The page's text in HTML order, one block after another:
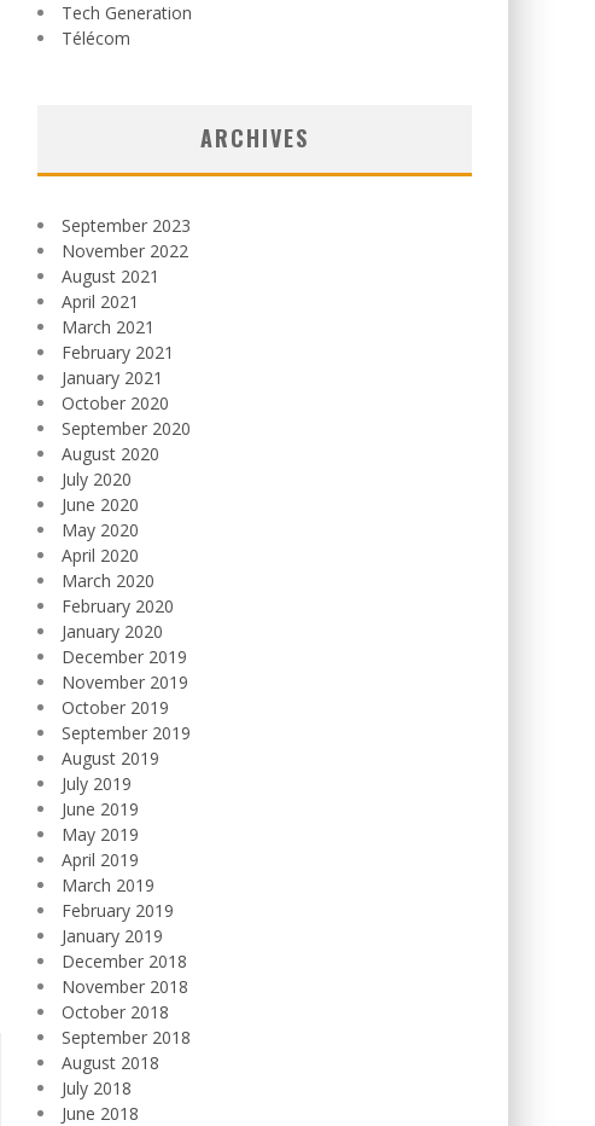
Tech Generation
Télécom
ARCHIVES
September 2023
November 2022
August 2021
April 2021
March 2021
February 2021
January 2021
October 2020
September 2020
August 2020
July 2020
June 2020
May 2020
April 2020
March 2020
February 2020
January 2020
December 2019
November 2019
October 2019
September 2019
August 2019
July 2019
June 2019
May 2019
April 2019
March 2019
February 2019
January 2019
December 2018
November 2018
October 2018
September 2018
August 2018
July 2018
June 2018